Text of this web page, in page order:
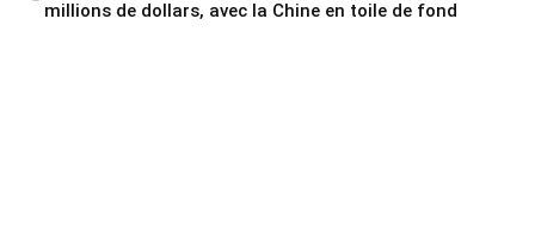
millions de dollars, avec la Chine en toile de fond